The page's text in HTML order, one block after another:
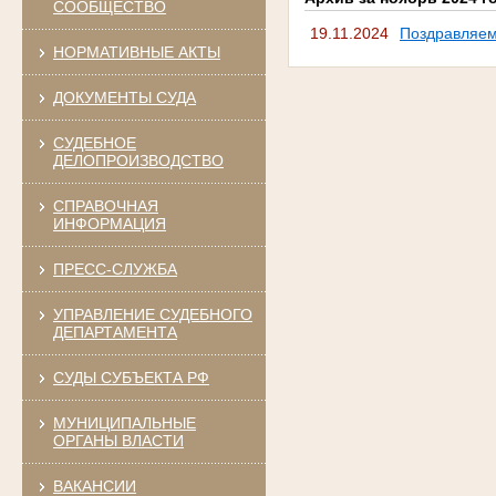
СООБЩЕСТВО
НОРМАТИВНЫЕ АКТЫ
ДОКУМЕНТЫ СУДА
СУДЕБНОЕ
ДЕЛОПРОИЗВОДСТВО
СПРАВОЧНАЯ
ИНФОРМАЦИЯ
ПРЕСС-СЛУЖБА
УПРАВЛЕНИЕ СУДЕБНОГО
ДЕПАРТАМЕНТА
СУДЫ СУБЪЕКТА РФ
МУНИЦИПАЛЬНЫЕ
ОРГАНЫ ВЛАСТИ
ВАКАНСИИ
19.11.2024